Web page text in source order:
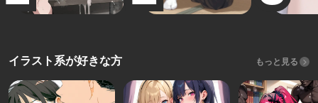
イラスト系が好きな方 もっと見る